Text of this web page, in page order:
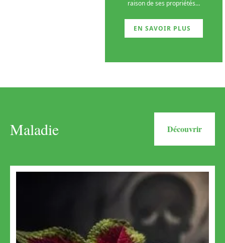
raison de ses propriétés…
EN SAVOIR PLUS
Maladie Découvrir